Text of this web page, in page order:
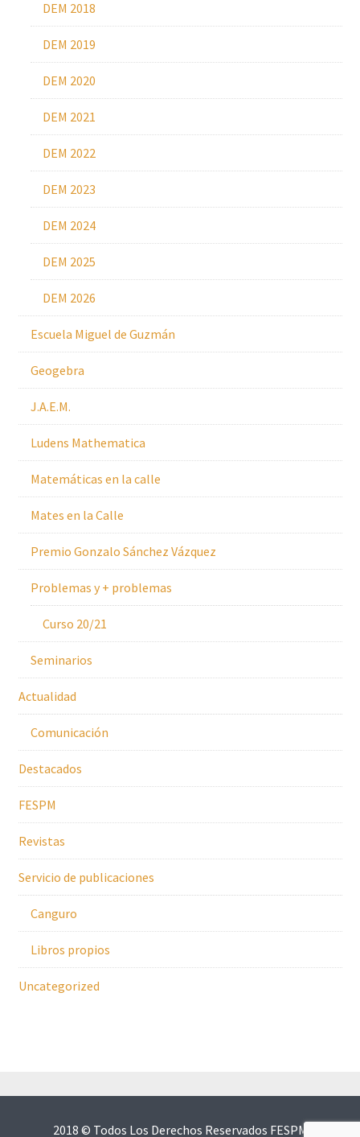
DEM 2018
DEM 2019
DEM 2020
DEM 2021
DEM 2022
DEM 2023
DEM 2024
DEM 2025
DEM 2026
Escuela Miguel de Guzmán
Geogebra
J.A.E.M.
Ludens Mathematica
Matemáticas en la calle
Mates en la Calle
Premio Gonzalo Sánchez Vázquez
Problemas y + problemas
Curso 20/21
Seminarios
Actualidad
Comunicación
Destacados
FESPM
Revistas
Servicio de publicaciones
Canguro
Libros propios
Uncategorized
2018 © Todos Los Derechos Reservados FESPM